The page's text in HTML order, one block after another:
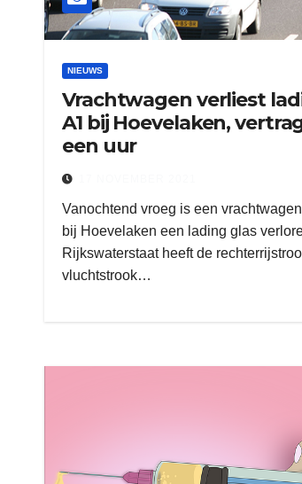
NIEUWS
Vrachtwagen verliest
A1 bij Hoevelaken,
een uur
Vanochtend vroeg is een
bij Hoevelaken een lading glas
Rijkswaterstaat heeft de
vluchtstrook…